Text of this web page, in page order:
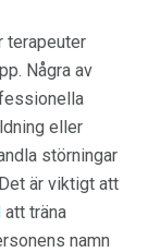
terapeuter
Några av
eller
störningar
är viktigt att
att träna
namn